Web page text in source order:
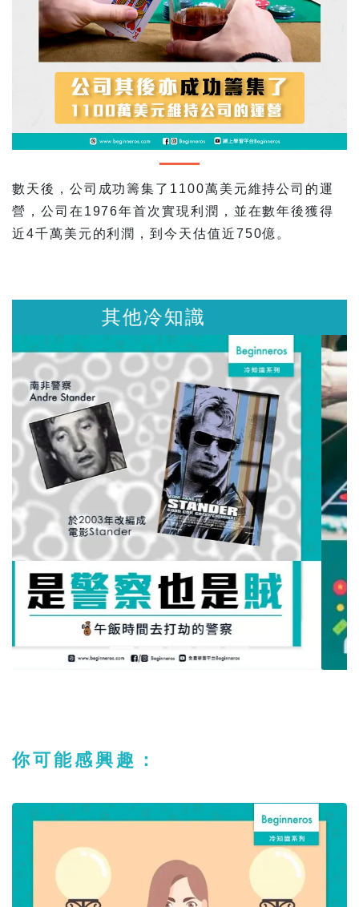
數天後，公司成功籌集了1100萬美元維持公司的運
營，公司在1976年首次實現利潤，並在數年後獲得
近4千萬美元的利潤，到今天估值近750億。
其他冷知識
你可能感興趣：